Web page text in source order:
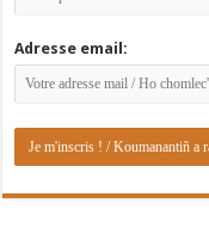
Adresse email: